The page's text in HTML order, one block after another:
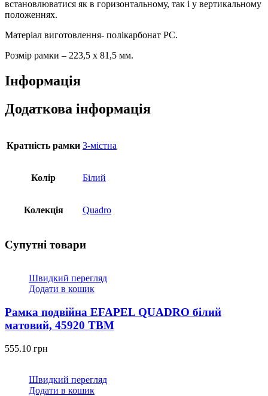
встановлюватися як в горизонтальному, так і у вертикальному
положеннях.
Матеріал виготовлення- полікарбонат PC.
Розмір рамки – 223,5 х 81,5 мм.
Інформація
Додаткова інформація
Кратність рамки 3-містна
Колір Білий
Колекція Quadro
Супутні товари
Швидкий перегляд
Додати в кошик
Рамка подвійна EFAPEL QUADRO білий
матовий, 45920 TBM
555.10 грн
Швидкий перегляд
Додати в кошик